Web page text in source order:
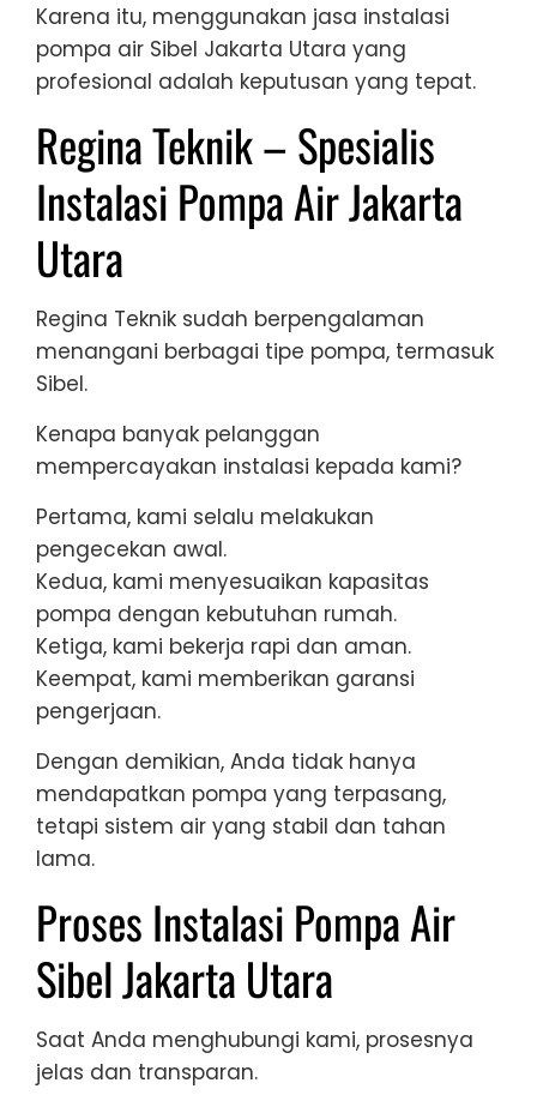
Karena itu, menggunakan jasa instalasi
pompa air Sibel Jakarta Utara yang
profesional adalah keputusan yang tepat.
Regina Teknik – Spesialis
Instalasi Pompa Air Jakarta
Utara
Regina Teknik sudah berpengalaman
menangani berbagai tipe pompa, termasuk
Sibel.
Kenapa banyak pelanggan
mempercayakan instalasi kepada kami?
Pertama, kami selalu melakukan
pengecekan awal.
Kedua, kami menyesuaikan kapasitas
pompa dengan kebutuhan rumah.
Ketiga, kami bekerja rapi dan aman.
Keempat, kami memberikan garansi
pengerjaan.
Dengan demikian, Anda tidak hanya
mendapatkan pompa yang terpasang,
tetapi sistem air yang stabil dan tahan
lama.
Proses Instalasi Pompa Air
Sibel Jakarta Utara
Saat Anda menghubungi kami, prosesnya
jelas dan transparan.